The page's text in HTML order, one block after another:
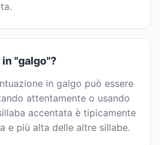
"galgo"?
in galgo può essere
attentamente o usando
accentata è tipicamente
e più alta delle altre sillabe.